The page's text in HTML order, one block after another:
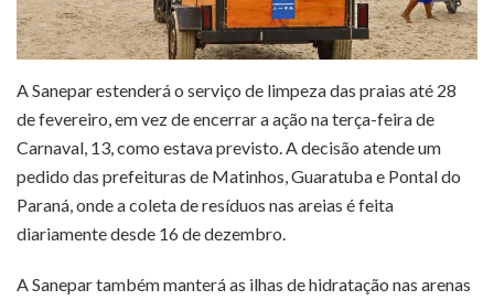
A Sanepar estenderá o serviço de limpeza das praias até 28
de fevereiro, em vez de encerrar a ação na terça-feira de
Carnaval, 13, como estava previsto. A decisão atende um
pedido das prefeituras de Matinhos, Guaratuba e Pontal do
Paraná, onde a coleta de resíduos nas areias é feita
diariamente desde 16 de dezembro.
A Sanepar também manterá as ilhas de hidratação nas arenas